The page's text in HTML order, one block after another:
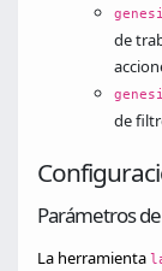
de
de
Parámetros
La herramienta